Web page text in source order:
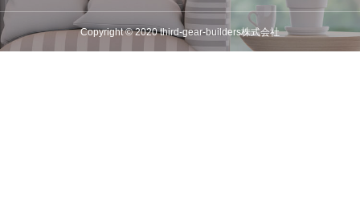
Copyright © 2020 third-gear-builders株式会社